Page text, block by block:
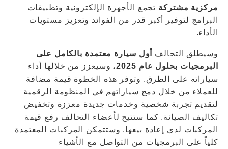
مركزية مشتركة تجمع الأجهزة الإلكترونية وتطبيقات
البرامج لتوفير أكبر قدر من الفوائد وتعزيز مستويات
الأداء.
وسيطلق التحالف أول سيارة معتمدة بالكامل على
البرمجيات بحلول عام 2025
، وسيعزز من خلالها أداء
سياراته على الطرق. وتوفر هذه الخطوة قيمة مضافة
للعملاء من خلال دمج سياراتهم في المنظومة الرقمية
لتقديم تجربة شخصية وخدمات جديدة معززة وتخفيض
تكاليف الصيانة. كما ستتيح لأعضاء التحالف رفع قيمة
المركبات لدى إعادة بيعها. وستتمكن المركبات المعتمدة
كلياً على البرمجيات من التواصل مع الأشياء